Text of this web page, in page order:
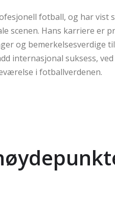
fotball, og har vist
scenen. Hans karriere er
og bemerkelsesverdige
internasjonal suksess,
i fotballverdenen.